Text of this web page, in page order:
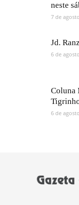
neste
7 de
Jd.
6 de
Coluna
6 de